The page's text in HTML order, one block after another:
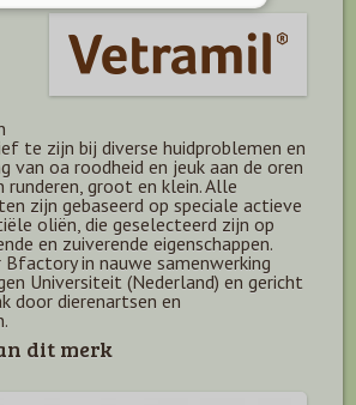
te zijn bij diverse huidproblemen en
van oa roodheid en jeuk aan de oren
runderen, groot en klein. Alle
zijn gebaseerd op speciale actieve
oliën, die geselecteerd zijn op
en zuiverende eigenschappen.
in nauwe samenwerking
Universiteit (Nederland) en gericht
door dierenartsen en
dit merk